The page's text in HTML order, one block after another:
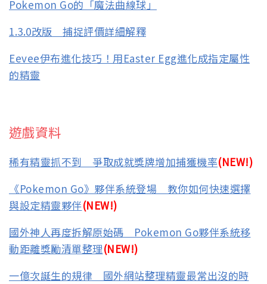
Pokemon Go的「魔法曲線球」
1.3.0改版 捕捉評價詳細解釋
Eevee伊布進化技巧！用Easter Egg進化成指定屬性
的精靈
遊戲資料
稀有精靈抓不到 爭取成就獎牌增加捕獲機率(NEW!)
《Pokemon Go》夥伴系統登場 教你如何快速選擇
與設定精靈夥伴(NEW!)
國外神人再度拆解原始碼 Pokemon Go夥伴系統移
動距離獎勵清單整理(NEW!)
一億次誕生的規律 國外網站整理精靈最常出沒的時